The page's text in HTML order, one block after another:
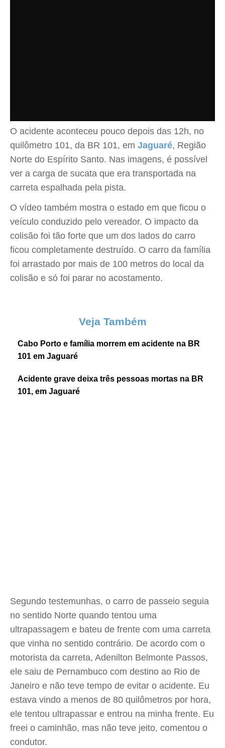
O acidente aconteceu pouco depois das 12h, no
quilômetro 101, da BR 101, em Jaguaré, Região
Norte do Espírito Santo. Nas imagens, é possível
ver a carga de sucata que era transportada na
carreta espalhada pela pista.
O vídeo também mostra o estado em que ficou o
veículo conduzido pelo vereador. O impacto da
colisão foi tão forte que um dos lados do carro
ficou completamente destruído. O carro da família
foi arrastado por mais de 100 metros do local da
colisão e só foi parar no acostamento.
Veja Também
Cabo Porto e família morrem em acidente na BR
101 em Jaguaré
Acidente grave deixa três pessoas mortas na BR
101, em Jaguaré
Segundo testemunhas, o carro de passeio seguia
no sentido Norte quando tentou uma
ultrapassagem e bateu de frente com uma carreta
que vinha no sentido contrário. De acordo com o
motorista da carreta, Adenilton Belmonte Passos,
ele saiu de Pernambuco com destino ao Rio de
Janeiro e não teve tempo de evitar o acidente. Eu
estava vindo a menos de 80 quilômetros por hora,
ele tentou ultrapassar e entrou na minha frente. Eu
freei o caminhão, mas não teve jeito, comentou o
condutor.